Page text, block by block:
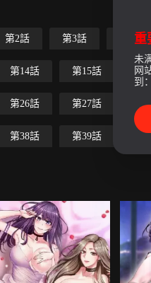
第2話 第3話 第4話
第14話 第15話 第
第26話 第27話 第
第38話 第39話 第
重
未
网
到：